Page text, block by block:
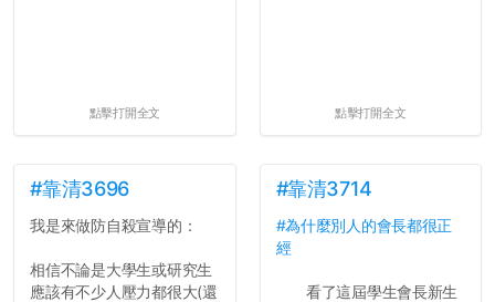
點擊打開全文 點擊打開全文
#靠清3696
我是來做防自殺宣導的：
相信不論是大學生或研究生
應該有不少人壓力都很大(還
#靠清3714
#為什麼別人的會長都很正
經
看了這屆學生會長新生